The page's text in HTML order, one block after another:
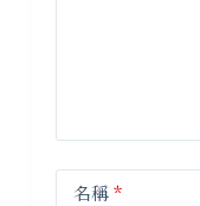
名稱*